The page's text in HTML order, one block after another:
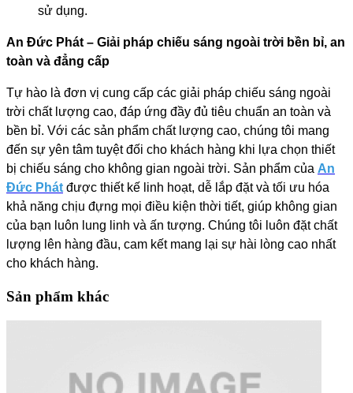
sử dụng.
An Đức Phát – Giải pháp chiếu sáng ngoài trời bền bỉ, an
toàn và đẳng cấp
Tự hào là đơn vị cung cấp các giải pháp chiếu sáng ngoài
trời chất lượng cao, đáp ứng đầy đủ tiêu chuẩn an toàn và
bền bỉ. Với các sản phẩm chất lượng cao, chúng tôi mang
đến sự yên tâm tuyệt đối cho khách hàng khi lựa chọn thiết
bị chiếu sáng cho không gian ngoài trời. Sản phẩm của An
Đức Phát được thiết kế linh hoạt, dễ lắp đặt và tối ưu hóa
khả năng chịu đựng mọi điều kiện thời tiết, giúp không gian
của bạn luôn lung linh và ấn tượng. Chúng tôi luôn đặt chất
lượng lên hàng đầu, cam kết mang lại sự hài lòng cao nhất
cho khách hàng.
Sản phẩm khác